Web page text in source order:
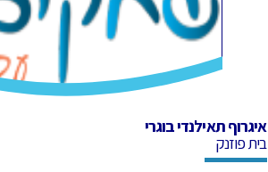
איגרוף תאילנדי בוגרי
בית פוזנק